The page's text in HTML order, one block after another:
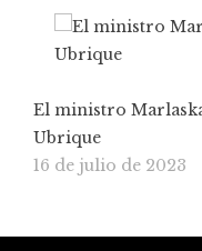
El ministro
Ubrique
16 de julio de 2023